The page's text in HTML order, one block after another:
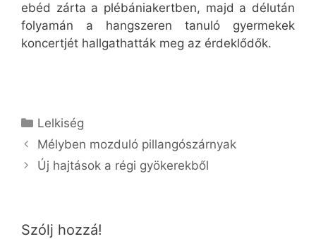
ebéd zárta a plébániakertben, majd a délután
folyamán a hangszeren tanuló gyermekek
koncertjét hallgathatták meg az érdeklődők.
Kategória
Lelkiség
Mélyben mozduló pillangószárnyak
Új hajtások a régi gyökerekből
Szólj hozzá!